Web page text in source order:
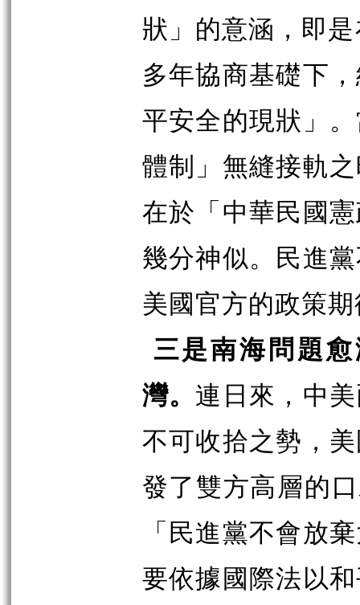
狀」的意涵，即
多年協商基礎下
平安全的現狀」
體制」無縫接軌
在於「中華民國
幾分神似。民進
美國官方的政策
三是南海問題
灣。 連日來，中
不可收拾之勢，
發了雙方高層的
「民進黨不會放
要依據國際法以